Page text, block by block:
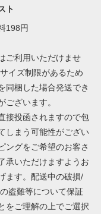
ト
198円
ご利用いただけませ
イズ制限があるため
同梱した場合発送でき
ございます。
接投函されますので包
しまう可能性がござい
ングをご希望のお客さ
承いただけますようお
ます。配送中の破損/
盗難等について保証
をご理解の上でご選択